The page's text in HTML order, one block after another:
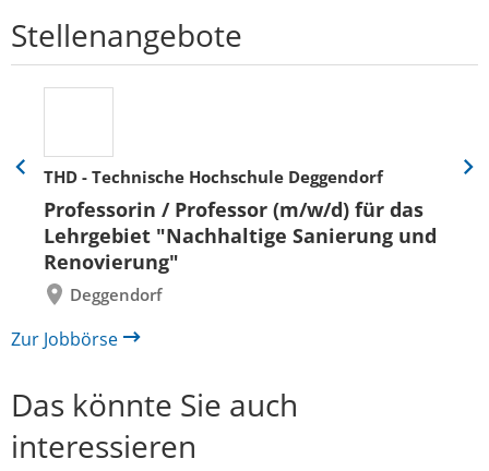
Stellenangebote
THD - Technische Hochschule Deggendorf
Professorin / Professor (m/w/d) für das
Lehrgebiet "Nachhaltige Sanierung und
Renovierung"
Deggendorf
Eine
zurück
Eine
Zur Jobbörse
Das könnte Sie auch
interessieren